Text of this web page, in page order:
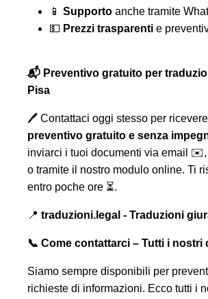
📱 Supporto anche tramite
💵 Prezzi trasparenti e
📬 Preventivo gratuito per
Pisa
🖊️ Contattaci oggi stesso per
preventivo gratuito e senza
inviarci i tuoi documenti via email ✉️,
o tramite il nostro modulo online. Ti
entro poche ore ⏳.
📍 traduzioni.legal - Traduzioni
📞 Come contattarci – Tutti i nostri
Siamo sempre disponibili per
richieste di informazioni. Ecco tutti i